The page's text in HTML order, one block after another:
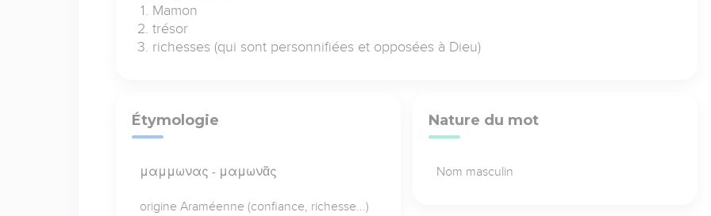
Mamon
trésor
richesses (qui sont personnifiées et opposées à Dieu)
Étymologie
μαμμωνας - μαμωνᾶς
origine Araméenne (confiance, richesse...)
Nature du mot
Nom masculin